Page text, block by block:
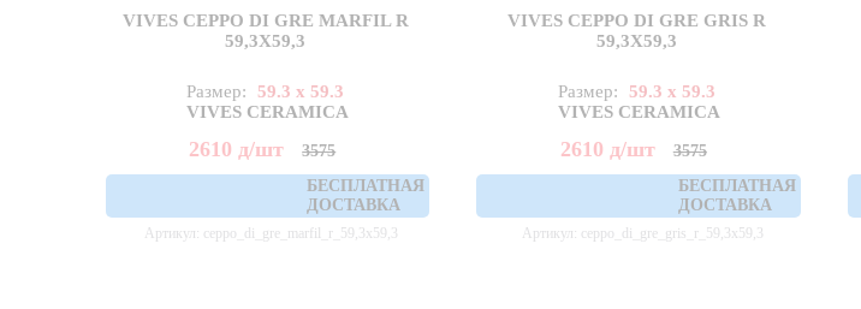
VIVES CEPPO DI GRE MARFIL R
59,3X59,3
Размер:
59.3 x 59.3
VIVES CERAMICA
2610 д/шт
3575
БЕСПЛАТНАЯ
ДОСТАВКА
Артикул: ceppo_di_gre_marfil_r_59,3x59,3
VIVES CEPPO DI GRE GRIS R
59,3X59,3
Размер:
59.3 x 59.3
VIVES CERAMICA
2610 д/шт
3575
БЕСПЛАТНАЯ
ДОСТАВКА
Артикул: ceppo_di_gre_gris_r_59,3x59,3